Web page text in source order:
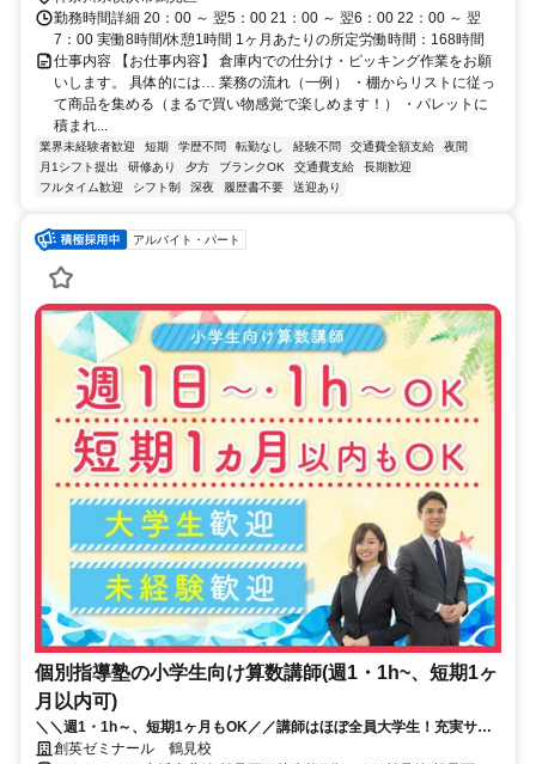
勤務時間詳細 20：00 ～ 翌5：00 21：00 ～ 翌6：00 22：00 ～ 翌
7：00 実働8時間/休憩1時間 1ヶ月あたりの所定労働時間：168時間
仕事内容 【お仕事内容】 倉庫内での仕分け・ピッキング作業をお願
いします。 具体的には… 業務の流れ（一例） ・棚からリストに従っ
て商品を集める（まるで買い物感覚で楽しめます！） ・パレットに
積まれ...
業界未経験者歓迎 短期 学歴不問 転勤なし 経験不問 交通費全額支給
夜間
月1シフト提出
研修あり 夕方 ブランクOK 交通費支給
長期歓迎
フルタイム歓迎
シフト制 深夜 履歴書不要 送迎あり
アルバイト・パート
個別指導塾の小学生向け算数講師(週1・1h~、短期1ヶ
月以内可)
＼＼週1・1h～、短期1ヶ月もOK／／講師はほぼ全員大学生！充実サポ
ートで初バイトでも安心◎面接履歴書不要
創英ゼミナール 鶴見校